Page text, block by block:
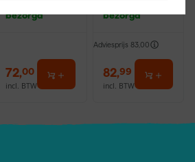
215mm hoog
bezorgd
72,00
incl. BTW
320mm hoog
bezorgd
Adviesprijs 83,00
82,99
incl. BTW